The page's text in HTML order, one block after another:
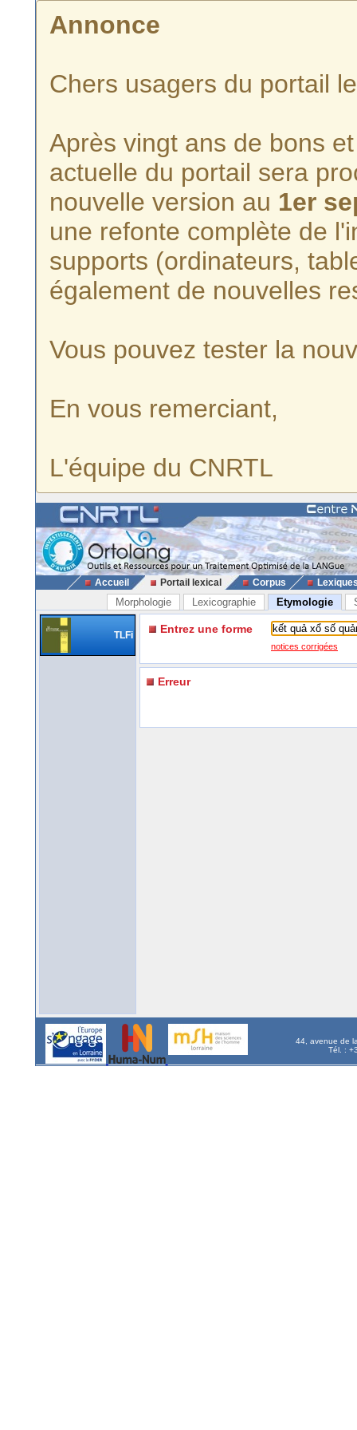
Annonce
Chers usagers du portail
Après vingt ans de bons
actuelle du portail sera
nouvelle version au 1er
une refonte complète de
supports (ordinateurs,
également de nouvelles
Vous pouvez tester la
En vous remerciant,
L'équipe du CNRTL
Accueil Portail lexical Corpus
Morphologie Lexicographie Etymologie
TLFi Entrez une forme
notices corrigées
Erreur
44, avenue de
Tél. :